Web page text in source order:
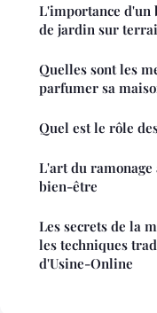
L'importance d'un
de jardin sur
Quelles sont les
parfumer sa
Quel est le rôle
L'art du ramonage
bien-être
Les secrets de la
les techniques
d'Usine-Online